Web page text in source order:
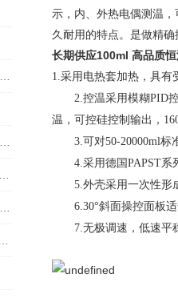
示，内、外热电偶测温
久耐用的特点。是做精
长期供应100ml 高品质
1.采用电热套加热，具有
2.控温采用模糊PID
温，可控硅控制输出，
3.可对50-20000ml标
4.采用德国PAPST系
5.外壳采用一次性形
6.30°斜面操控面板
7.无极调速，低速平